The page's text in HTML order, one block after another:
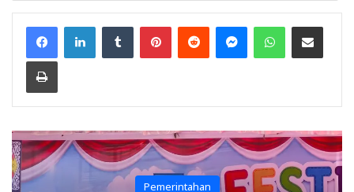
FacebookLinkedInTumblr PinterestReddit MessengerWhatsAppShare via Email
Print
Pemerintahan